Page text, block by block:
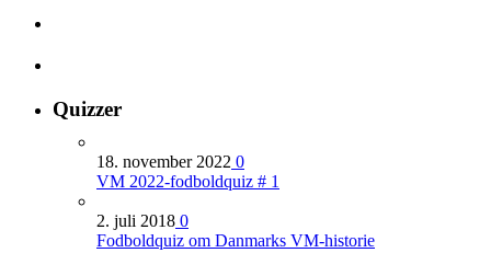
Quizzer
18. november 2022 0
VM 2022-fodboldquiz # 1
2. juli 2018 0
Fodboldquiz om Danmarks VM-historie